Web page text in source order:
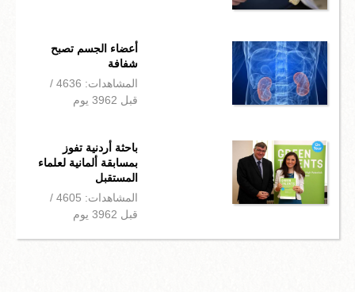
أعضاء الجسم تصبح
شفافة
المشاهدات: 4636 /
قبل 3962 يوم
باحثة أردنية تفوز
بمسابقة ألمانية لعلماء
المستقبل
المشاهدات: 4605 /
قبل 3962 يوم